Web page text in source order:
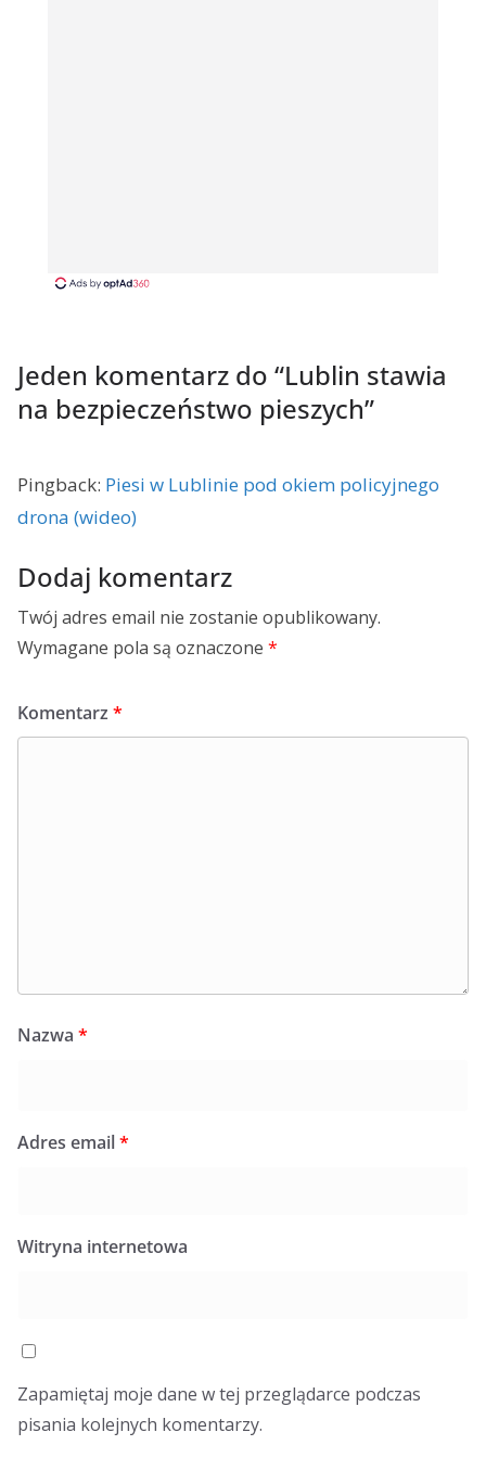
Jeden komentarz do “Lublin stawia
na bezpieczeństwo pieszych”
Pingback: Piesi w Lublinie pod okiem policyjnego
drona (wideo)
Dodaj komentarz
Twój adres email nie zostanie opublikowany.
Wymagane pola są oznaczone *
Komentarz *
Nazwa *
Adres email*
Witryna internetowa
Zapamiętaj moje dane w tej przeglądarce podczas
pisania kolejnych komentarzy.